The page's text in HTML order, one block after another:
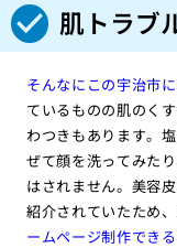
肌トラブ
そんなにこの宇治市
ているものの肌のく
わつきもあります。
ぜて顔を洗ってみた
はされません。美容
紹介されていたため
ームページ制作でき